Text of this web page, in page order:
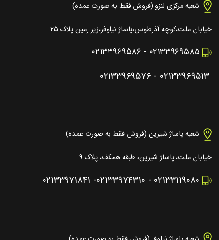
شعبه مرکزی لنزو (فروش فقط به صورت عمده)
خیابان ملت،کوچه آذرطوس،پاساژ نیلوفر،زیر زمین پلاک ۲۵
۰۲۱۳۳۹۶۹۵۸۵ - ۰۲۱۳۳۹۶۹۵۸۶
۰۲۱۳۳۹۶۹۵۱۳ - ۰۲۱۳۳۹۶۹۵۷۶
شعبه پاساژ شیرین (فروش فقط به صورت عمده)
خیابان ملت، پاساژ شیرین، طبقه همکف، پلاک ۹
۰۲۱۳۳۱۱۹۰۸۰ - ۰۲۱۳۳۹۷۴۳۱۰- ۰۲۱۳۳۹۷۱۸۴۱